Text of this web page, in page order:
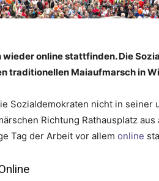
wieder online stattfinden. Die
traditionellen Maiaufmarsch in
Sozialdemokraten nicht in seiner
Richtung Rathausplatz
Tag der Arbeit vor allem online